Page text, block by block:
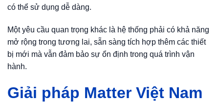
có thể sử dụng dễ dàng.
Một yêu cầu quan trọng khác là hệ thống phải có khả năng
mở rộng trong tương lai, sẵn sàng tích hợp thêm các thiết
bị mới mà vẫn đảm bảo sự ổn định trong quá trình vận
hành.
Giải pháp Matter Việt Nam